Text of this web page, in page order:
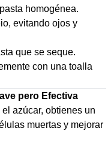
homogénea.
evitando ojos y
que se seque.
con una toalla
pero Efectiva
azúcar, obtienes un
muertas y mejorar